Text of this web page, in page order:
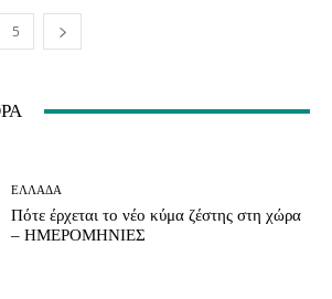
5
ΕΛΛΆΔΑ
Πότε έρχεται το νέο κύμα ζέστης στη χώρα
– ΗΜΕΡΟΜΗΝΙΕΣ